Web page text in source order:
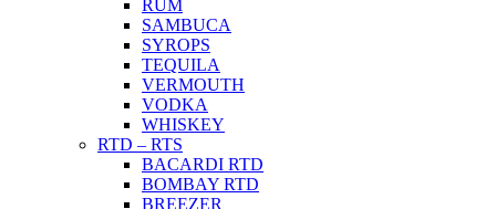
RUM
SAMBUCA
SYROPS
TEQUILA
VERMOUTH
VODKA
WHISKEY
RTD – RTS
BACARDI RTD
BOMBAY RTD
BREEZER